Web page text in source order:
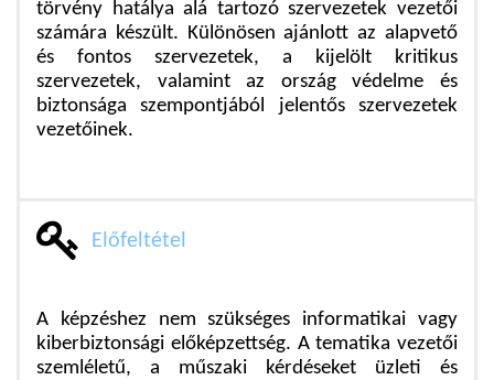
törvény hatálya alá tartozó szervezetek vezetői
számára készült. Különösen ajánlott az alapvető
és fontos szervezetek, a kijelölt kritikus
szervezetek, valamint az ország védelme és
biztonsága szempontjából jelentős szervezetek
vezetőinek.
Előfeltétel
A képzéshez nem szükséges informatikai vagy
kiberbiztonsági előképzettség. A tematika vezetői
szemléletű, a műszaki kérdéseket üzleti és